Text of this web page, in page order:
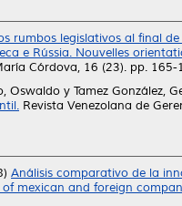
rumbos legislativos al final
e Rússia. Nouvelles
Córdova, 16 (23). pp.
Oswaldo y Tamez González,
Revista Venezolana de
Análisis comparativo de la
mexican and foreign